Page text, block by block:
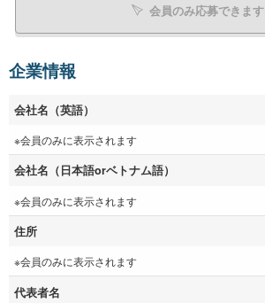
会員のみ応募できます
企業情報
会社名（英語）
※会員のみに表示されます
会社名（日本語orベトナム語）
※会員のみに表示されます
住所
※会員のみに表示されます
代表者名